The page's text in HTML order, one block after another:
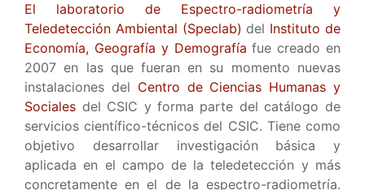
El laboratorio de Espectro-radiometría y
Teledetección Ambiental (Speclab) del Instituto de
Economía, Geografía y Demografía fue creado en
2007 en las que fueran en su momento nuevas
instalaciones del Centro de Ciencias Humanas y
Sociales del CSIC y forma parte del catálogo de
servicios científico-técnicos del CSIC. Tiene como
objetivo desarrollar investigación básica y
aplicada en el campo de la teledetección y más
concretamente en el de la espectro-radiometría.